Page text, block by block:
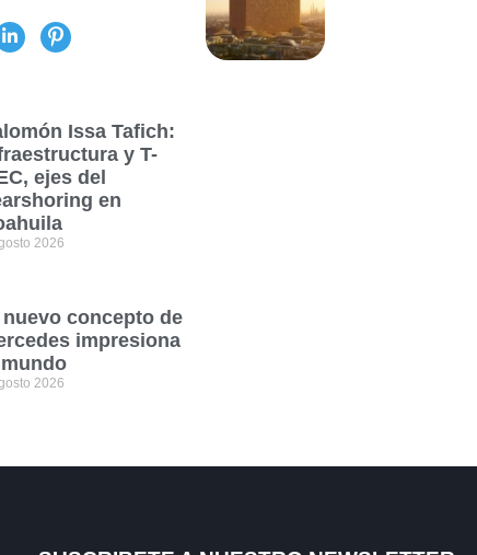
Issa Tafich:
y T-
ejes del
en
2026
nuevo concepto de
impresiona
2026